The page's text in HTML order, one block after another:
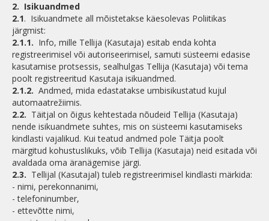
2. Isikuandmed
2.1. Isikuandmete all mõistetakse käesolevas Poliitikas
järgmist:
2.1.1. Info, mille Tellija (Kasutaja) esitab enda kohta
registreerimisel või autoriseerimisel, samuti süsteemi edasise
kasutamise protsessis, sealhulgas Tellija (Kasutaja) või tema
poolt registreeritud Kasutaja isikuandmed.
2.1.2. Andmed, mida edastatakse umbisikustatud kujul
automaatrežiimis.
2.2. Täitjal on õigus kehtestada nõudeid Tellija (Kasutaja)
nende isikuandmete suhtes, mis on süsteemi kasutamiseks
kindlasti vajalikud. Kui teatud andmed pole Täitja poolt
märgitud kohustuslikuks, võib Tellija (Kasutaja) neid esitada või
avaldada oma äranägemise järgi.
2.3. Tellijal (Kasutajal) tuleb registreerimisel kindlasti märkida:
- nimi, perekonnanimi,
- telefoninumber,
- ettevõtte nimi,